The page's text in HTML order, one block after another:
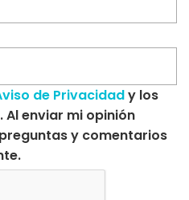
de Privacidady los
. Al enviar mi opinión
y comentarios